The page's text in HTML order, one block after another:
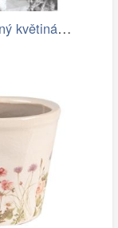
BAMA Závěsný květináč GONDOLA TR, 28cm